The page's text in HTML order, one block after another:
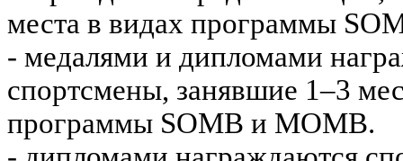
места в видах программы
- медалями и дипломами
спортсмены, занявшие 1–3
программы SOМB и MOМВ.